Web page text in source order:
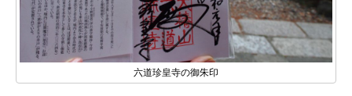
六道珍皇寺の御朱印